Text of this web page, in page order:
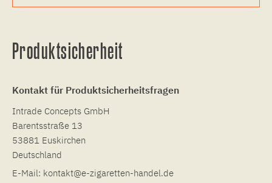
Produktsicherheit
Kontakt für Produktsicherheitsfragen
Intrade Concepts GmbH
Barentsstraße 13
53881 Euskirchen
Deutschland
E-Mail: kontakt@e-zigaretten-handel.de